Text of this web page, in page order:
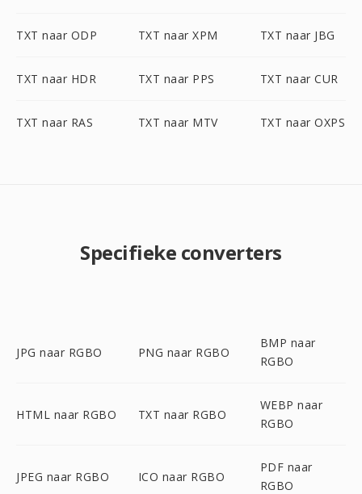
TXT naar ODP TXT naar XPM TXT naar JBG
TXT naar HDR TXT naar PPS TXT naar CUR
TXT naar RAS TXT naar MTV TXT naar OXPS
Specifieke converters
JPG naar RGBO PNG naar RGBO
BMP naar
RGBO
HTML naar RGBO TXT naar RGBO
WEBP naar
RGBO
JPEG naar RGBO ICO naar RGBO
PDF naar
RGBO